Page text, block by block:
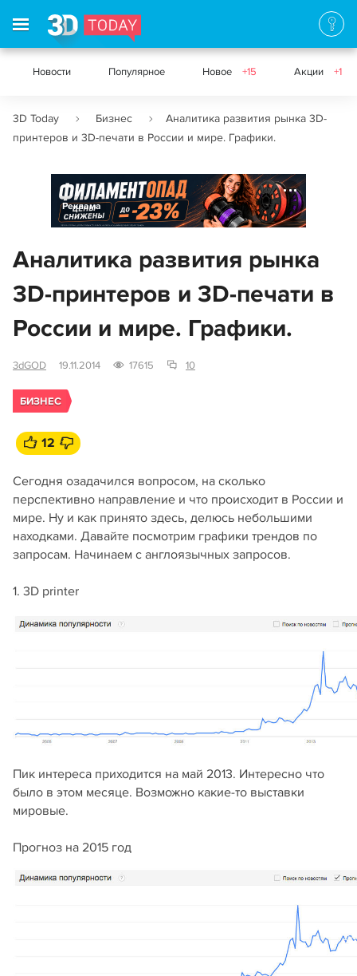
Новости Популярное Новое +15 Акции +1
3D Today Бизнес
Аналитика развития рынка 3D-
принтеров и 3D-печати в России и мире. Графики.
Реклама
Аналитика развития рынка
3D-принтеров и 3D-печати в
России и мире. Графики.
3dGOD 19.11.2014 17615 10
БИЗНЕС
12
Сегодня озадачился вопросом, на сколько
перспективно направление и что происходит в России и
мире. Ну и как принято здесь, делюсь небольшими
находками. Давайте посмотрим графики трендов по
запросам. Начинаем с англоязычных запросов.
1. 3D printer
Пик интереса приходится на май 2013. Интересно что
было в этом месяце. Возможно какие-то выставки
мировые.
Прогноз на 2015 год